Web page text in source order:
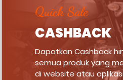
Quick Sale
CASHBACK
Dapatkan Cashback
semua produk yang
di website atau